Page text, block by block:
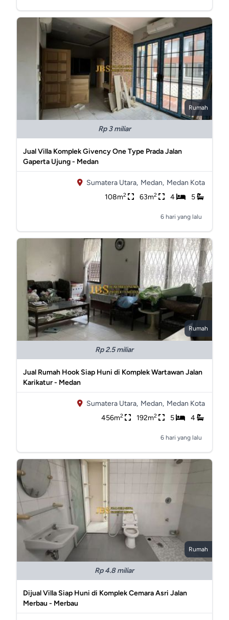
Rumah
Rp 3 miliar
Jual Villa Komplek Givency One Type Prada Jalan
Gaperta Ujung - Medan
Sumatera Utara, Medan, Medan Kota
108m2 63m2 4 5
6 hari yang lalu
Rumah
Rp 2.5 miliar
Jual Rumah Hook Siap Huni di Komplek Wartawan Jalan
Karikatur - Medan
Sumatera Utara, Medan, Medan Kota
456m2 192m2 5 4
6 hari yang lalu
Rumah
Rp 4.8 miliar
Dijual Villa Siap Huni di Komplek Cemara Asri Jalan
Merbau - Merbau